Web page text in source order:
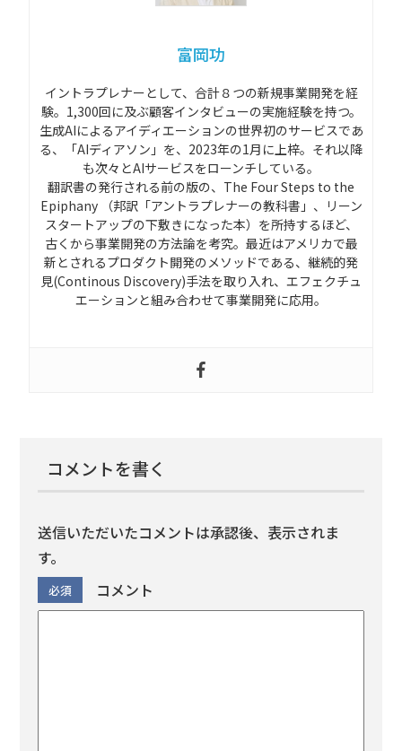
富岡功
イントラプレナーとして、合計８つの新規事業開発を経
験。1,300回に及ぶ顧客インタビューの実施経験を持つ。
生成AIによるアイディエーションの世界初のサービスであ
る、「AIディアソン」を、2023年の1月に上梓。それ以降
も次々とAIサービスをローンチしている。
翻訳書の発行される前の版の、The Four Steps to the
Epiphany （邦訳「アントラプレナーの教科書」、リーン
スタートアップの下敷きになった本）を所持するほど、
古くから事業開発の方法論を考究。最近はアメリカで最
新とされるプロダクト開発のメソッドである、継続的発
見(Continous Discovery)手法を取り入れ、エフェクチュ
エーションと組み合わせて事業開発に応用。
コメントを書く
送信いただいたコメントは承認後、表示されま
す。
コメント
※